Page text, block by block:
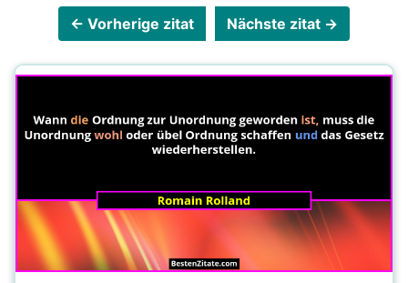
← Vorherige zitat Nächste zitat →